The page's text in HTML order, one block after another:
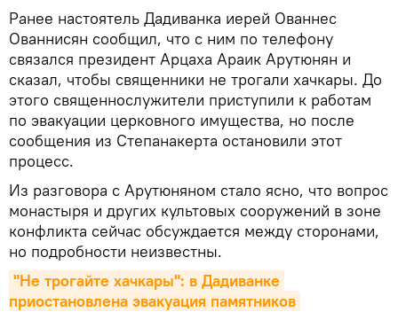
Ранее настоятель Дадиванка иерей Ованнес
Ованнисян сообщил, что с ним по телефону
связался президент Арцаха Араик Арутюнян и
сказал, чтобы священники не трогали хачкары. До
этого священнослужители приступили к работам
по эвакуации церковного имущества, но после
сообщения из Степанакерта остановили этот
процесс.
Из разговора с Арутюняном стало ясно, что вопрос
монастыря и других культовых сооружений в зоне
конфликта сейчас обсуждается между сторонами,
но подробности неизвестны.
"Не трогайте хачкары": в Дадиванке
приостановлена эвакуация памятников